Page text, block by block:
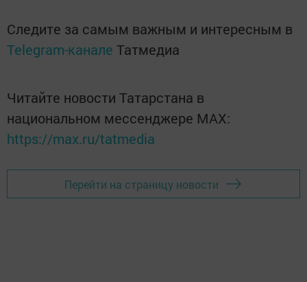
Следите за самым важным и интересным в
Telegram-канале Татмедиа
Читайте новости Татарстана в
национальном мессенджере MАХ:
https://max.ru/tatmedia
Перейти на страницу новости